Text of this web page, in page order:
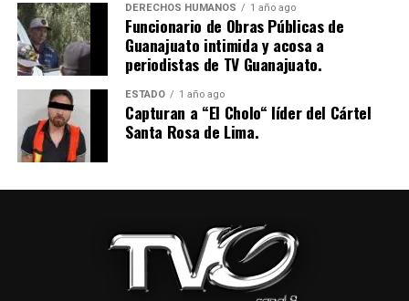
DERECHOS HUMANOS 1 año ago
Funcionario de Obras Públicas de
Guanajuato intimida y acosa a
periodistas de TV Guanajuato.
ESTADO 1 año ago
Capturan a “El Cholo“ líder del Cártel
Santa Rosa de Lima.